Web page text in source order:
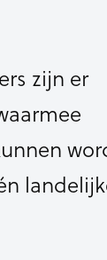
zijn er